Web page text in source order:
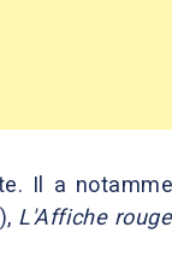
Il a
L'Affiche rouge